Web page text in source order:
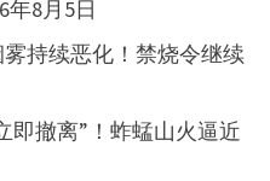
年8月5日
持续恶化！禁烧令继续
即撤离”！蚱蜢山火逼近